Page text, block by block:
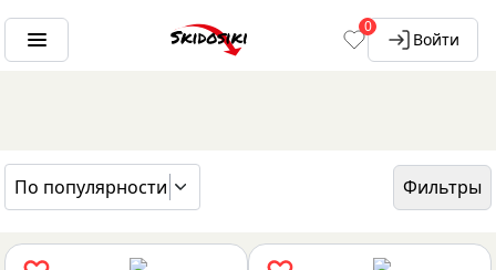
0
Войти
По популярности
Фильтры
ГЛАВНАЯ
БРЕНДЫ